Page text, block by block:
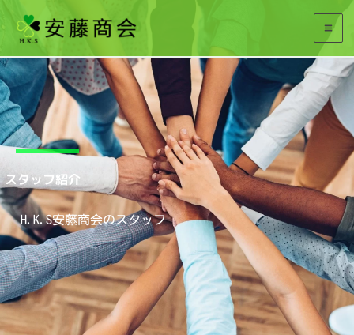
を
ス
キ
ッ
プ
スタッフ紹介
H.K.S安藤商会のスタッフ